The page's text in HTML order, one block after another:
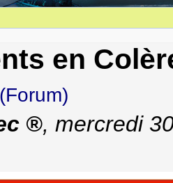
en
(Forum)
, mercredi